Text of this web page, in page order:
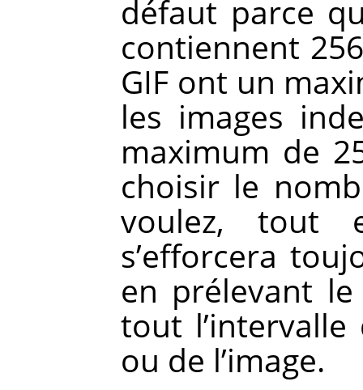
défaut parce
contiennent
GIF ont un
les images
maximum de
choisir le
voulez, tout
s’efforcera
en prélevant
tout
ou de l’image.